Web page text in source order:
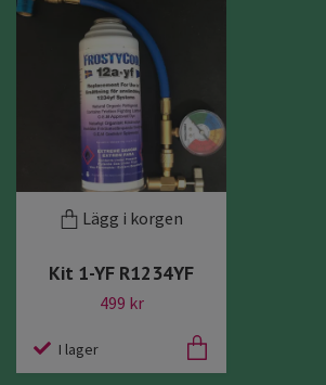
Lägg i korgen
Kit 1-YF R1234YF
499 kr
I lager